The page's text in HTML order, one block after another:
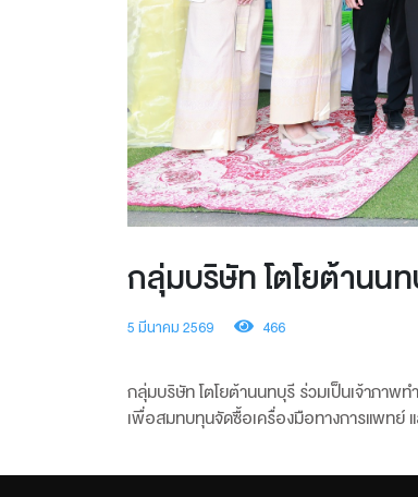
กลุ่มบริษัท โตโยต้านน
5 มีนาคม 2569 466
กลุ่มบริษัท โตโยต้านนทบุรี ร่วมเป็นเจ้าภา
เพื่อสมทบทุนจัดซื้อเครื่องมือทางการแพทย์